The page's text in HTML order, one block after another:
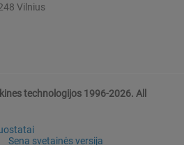
Vilnius
technologijos 1996-2026. All
Sena svetainės versija